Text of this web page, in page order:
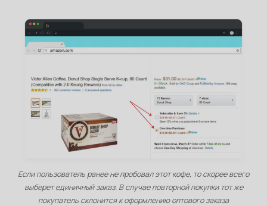
Если пользователь ранее не пробовал этот кофе, то скорее всего
выберет единичный заказ. В случае повторной покупки тот же
покупатель склонится к оформлению оптового заказа